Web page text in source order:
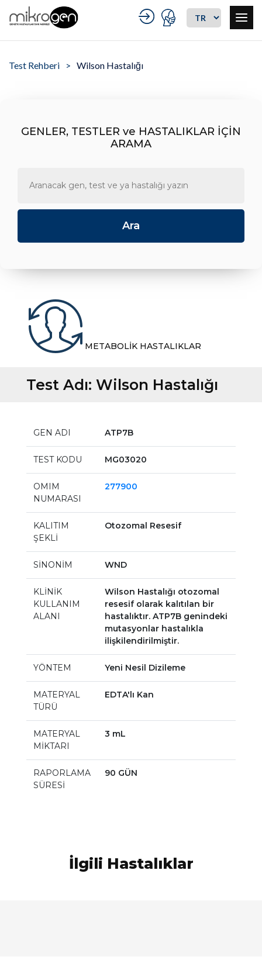
Test Rehberi Wilson Hastalığı
GENLER, TESTLER ve HASTALIKLAR İÇİN
ARAMA
METABOLİK HASTALIKLAR
Test Adı: Wilson Hastalığı
GEN ADI ATP7B
TEST KODU MG03020
OMIM
NUMARASI
277900
KALITIM
ŞEKLİ
Otozomal Resesif
SİNONİM WND
KLİNİK
KULLANIM
ALANI
Wilson Hastalığı otozomal
resesif olarak kalıtılan bir
hastalıktır. ATP7B genindeki
mutasyonlar hastalıkla
ilişkilendirilmiştir.
YÖNTEM Yeni Nesil Dizileme
MATERYAL
TÜRÜ
EDTA'lı Kan
MATERYAL
MİKTARI
3 mL
RAPORLAMA
SÜRESİ
90 GÜN
İlgili Hastalıklar